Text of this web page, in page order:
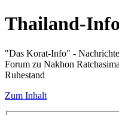
Thailand-
"Das Korat-Info" -
Forum zu Nakhon
Ruhestand
Zum Inhalt